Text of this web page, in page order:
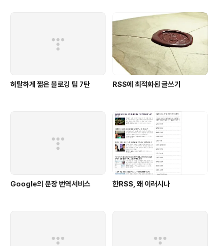
허탈하게 짧은 블로깅 팁 7탄 RSS에 최적화된 글쓰기
Google의 문장 번역서비스 한RSS, 왜 이러시나